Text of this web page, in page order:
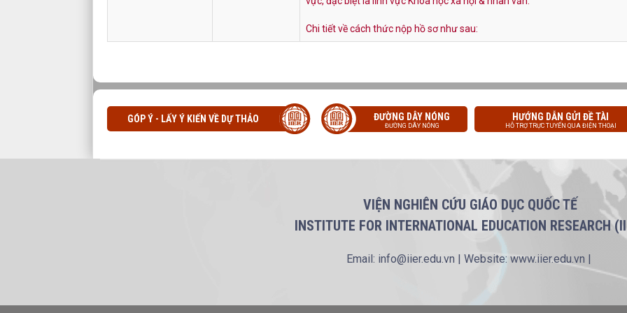
Chi tiết về cách thức nộp hồ sơ như sau:
GÓP Ý - LẤY Ý KIẾN VỀ DỰ THẢO ĐƯỜNG DÂY NÓNG
ĐƯỜNG DÂY NÓNG
HƯỚNG DẪN GỬI ĐỀ TÀI
HỖ TRỢ TRỰC TUYẾN QUA ĐIỆN THOẠI
VIỆN NGHIÊN CỨU GIÁO DỤC QUỐC TẾ
INSTITUTE FOR INTERNATIONAL EDUCATION RESEARCH
Email: info@iier.edu.vn | Website: www.iier.edu.vn |